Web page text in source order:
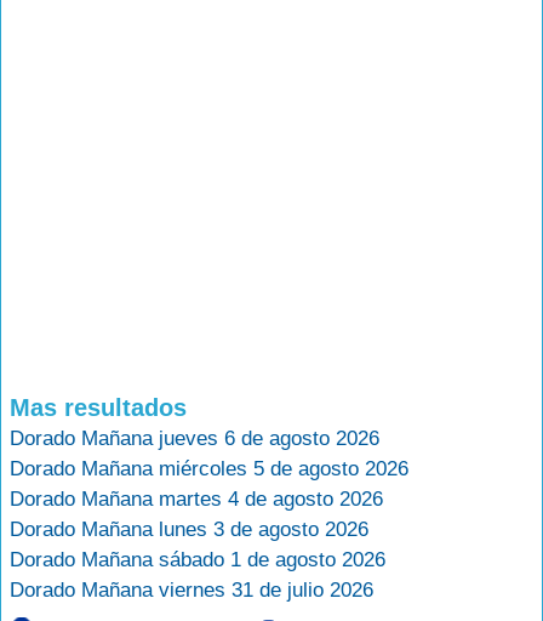
Mas resultados
Dorado Mañana jueves 6 de agosto 2026
Dorado Mañana miércoles 5 de agosto 2026
Dorado Mañana martes 4 de agosto 2026
Dorado Mañana lunes 3 de agosto 2026
Dorado Mañana sábado 1 de agosto 2026
Dorado Mañana viernes 31 de julio 2026